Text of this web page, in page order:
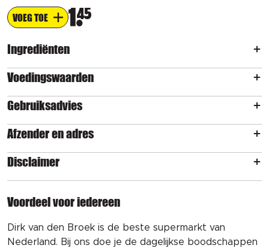
VOEG TOE 1 45
Ingrediënten
Voedingswaarden
Gebruiksadvies
Afzender en adres
Disclaimer
Voordeel voor iedereen
Dirk van den Broek is de beste supermarkt van
Nederland. Bij ons doe je de dagelijkse boodschappen